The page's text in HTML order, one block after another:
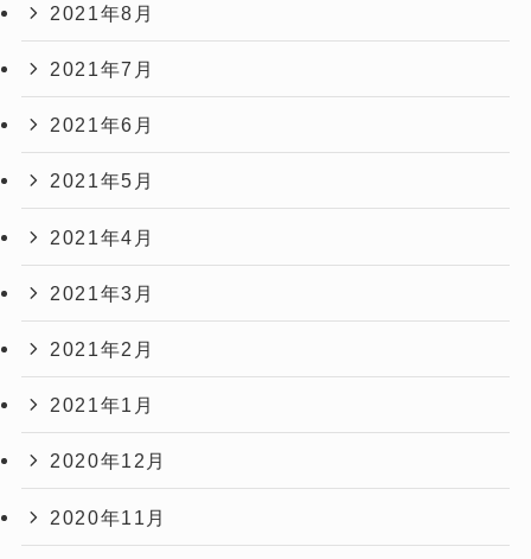
2021年8月
2021年7月
2021年6月
2021年5月
2021年4月
2021年3月
2021年2月
2021年1月
2020年12月
2020年11月